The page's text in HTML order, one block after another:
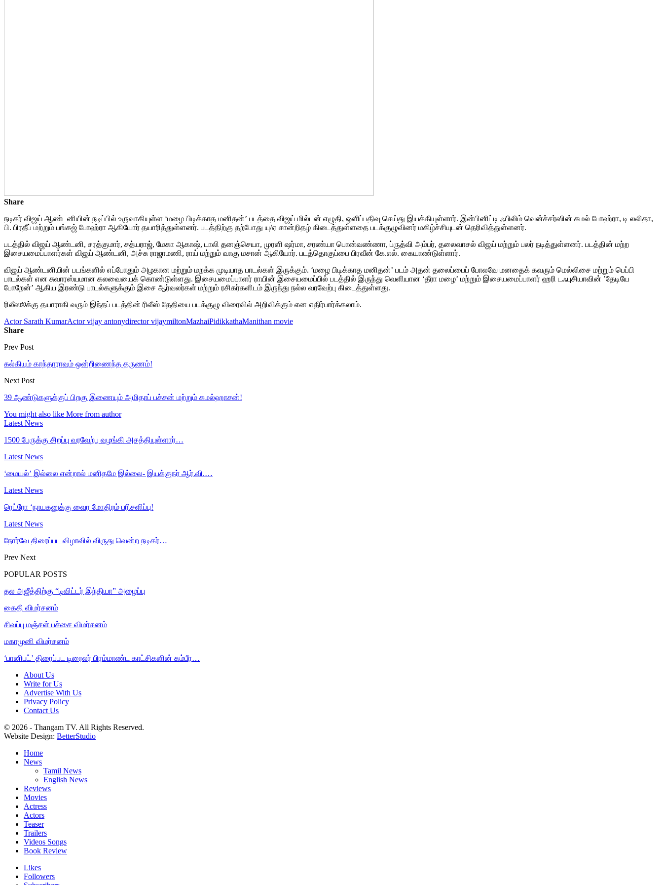
Share
நடிகர் விஜய் ஆண்டனியின் நடிப்பில் உருவாகியுள்ள ‘மழை பிடிக்காத மனிதன்’ படத்தை விஜய் மில்டன் எழுதி, ஒளிப்பதிவு செய்து இயக்கியுள்ளார். இன்பினிட்டி ஃபிலிம் வென்ச்சர்ஸின் கமல் போஹ்ரா, டி லலிதா,
பி. பிரதீப் மற்றும் பங்கஜ் போஹ்ரா ஆகியோர் தயாரித்துள்ளனர். படத்திற்கு தற்போது யு/ஏ சான்றிதழ் கிடைத்துள்ளதை படக்குழுவினர் மகிழ்ச்சியுடன் தெரிவித்துள்ளனர்.
படத்தில் விஜய் ஆண்டனி, சரத்குமார், சத்யராஜ், மேகா ஆகாஷ், டாலி தனஞ்செயா, முரளி ஷர்மா, சரண்யா பொன்வண்ணா, ப்ருத்வி அம்பர், தலைவாசல் விஜய் மற்றும் பலர் நடித்துள்ளனர். படத்தின் மற்ற
இசையமைப்பாளர்கள் விஜய் ஆண்டனி, அச்சு ராஜாமணி, ராய் மற்றும் வாகு மசான் ஆகியோர். படத்தொகுப்பை பிரவீன் கே.எல். கையாண்டுள்ளார்.
விஜய் ஆண்டனியின் படங்களில் எப்போதும் அழகான மற்றும் மறக்க முடியாத பாடல்கள் இருக்கும். ‘மழை பிடிக்காத மனிதன்’ படம் அதன் தலைப்பைப் போலவே மனதைக் கவரும் மெல்லிசை மற்றும் பெப்பி
பாடல்கள் என சுவாரஸ்யமான கலவையைக் கொண்டுள்ளது. இசையமைப்பாளர் ராயின் இசையமைப்பில் படத்தில் இருந்து வெளியான ‘தீரா மழை’ மற்றும் இசையமைப்பாளர் ஹரி டஃபுசியாவின் ’தேடியே
போறேன்’ ஆகிய இரண்டு பாடல்களுக்கும் இசை ஆர்வலர்கள் மற்றும் ரசிகர்களிடம் இருந்து நல்ல வரவேற்பு கிடைத்துள்ளது.
ரிலீஸூக்கு தயாராகி வரும் இந்தப் படத்தின் ரிலீஸ் தேதியை படக்குழு விரைவில் அறிவிக்கும் என எதிர்பார்க்கலாம்.
Actor Sarath KumarActor vijay antonydirector vijaymiltonMazhaiPidikkathaManithan movie
Share
Prev Post
கல்கியும் காந்தாராவும் ஒன்றிணைந்த தருணம்!
Next Post
39 ஆண்டுகளுக்குப் பிறகு இணையும் அமிதாப் பச்சன் மற்றும் கமல்ஹாசன்!
You might also like More from author
Latest News
1500 பேருக்கு சிறப்பு வரவேற்பு வழங்கி அசத்தியுள்ளார்…
Latest News
‘மையல்’ இல்லை என்றால் மனிதமே இல்லை- இயக்குநர் ஆர்.வி.…
Latest News
ரெட்ரோ ‘நாயகனுக்கு வைர மோதிரம் பரிசளிப்பு!
Latest News
நோர்வே திரைப்பட விழாவில் விருது வென்ற நடிகர்…
Prev Next
POPULAR POSTS
தல அஜீத்திற்கு “டிவிட்டர் இந்தியா” அழைப்பு
கைதி விமர்சனம்
சிவப்பு மஞ்சள் பச்சை விமர்சனம்
மகாமுனி விமர்சனம்
‘பானிபட்’ திரைப்பட டிரைலர் பிரம்மாண்ட காட்சிகளின் கம்பீர…
About Us
Write for Us
Advertise With Us
Privacy Policy
Contact Us
© 2026 - Thangam TV. All Rights Reserved.
Website Design: BetterStudio
Home
News
Tamil News
English News
Reviews
Movies
Actress
Actors
Teaser
Trailers
Videos Songs
Book Review
Likes
Followers